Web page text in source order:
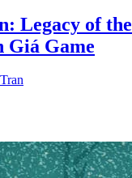
Legacy of
Giá Game